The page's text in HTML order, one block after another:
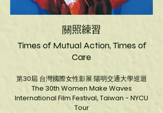
關照練習
Times of Mutual Action, Times of
Care
第30屆 台灣國際女性影展 陽明交通大學巡迴
The 30th Women Make Waves
International Film Festival, Taiwan - NYCU
Tour